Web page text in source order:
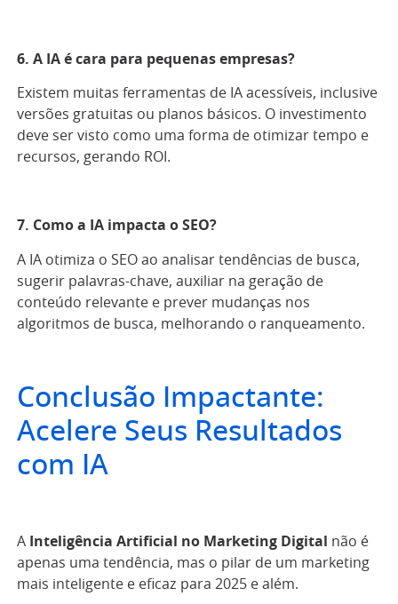
6. A IA é cara para pequenas empresas?
Existem muitas ferramentas de IA acessíveis, inclusive
versões gratuitas ou planos básicos. O investimento
deve ser visto como uma forma de otimizar tempo e
recursos, gerando ROI.
7. Como a IA impacta o SEO?
A IA otimiza o SEO ao analisar tendências de busca,
sugerir palavras-chave, auxiliar na geração de
conteúdo relevante e prever mudanças nos
algoritmos de busca, melhorando o ranqueamento.
Conclusão Impactante:
Acelere Seus Resultados
com IA
A Inteligência Artificial no Marketing Digital
não é
apenas uma tendência, mas o pilar de um marketing
mais inteligente e eficaz para 2025 e além.